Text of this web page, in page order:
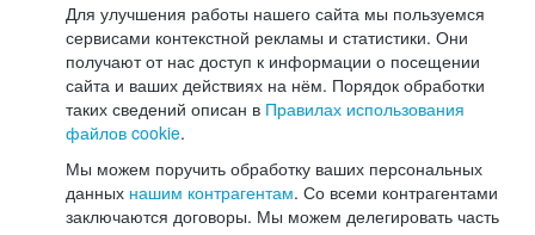
Для улучшения работы нашего сайта мы пользуемся
сервисами контекстной рекламы и статистики. Они
получают от нас доступ к информации о посещении
сайта и ваших действиях на нём. Порядок обработки
таких сведений описан в Правилах использования
файлов cookie.
Мы можем поручить обработку ваших персональных
данных нашим контрагентам. Со всеми контрагентами
заключаются договоры. Мы можем делегировать часть